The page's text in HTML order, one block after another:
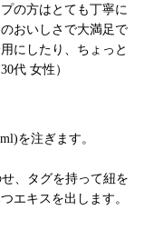
の方はとても丁寧に
おいしさで大満足で
にしたり、ちょっと
代 女性）
を注ぎます。
、タグを持って紐を
エキスを出します。